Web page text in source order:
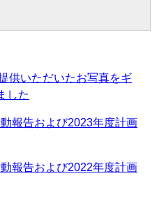
供いただいたお写真をギ
した
報告および2023年度計画
報告および2022年度計画